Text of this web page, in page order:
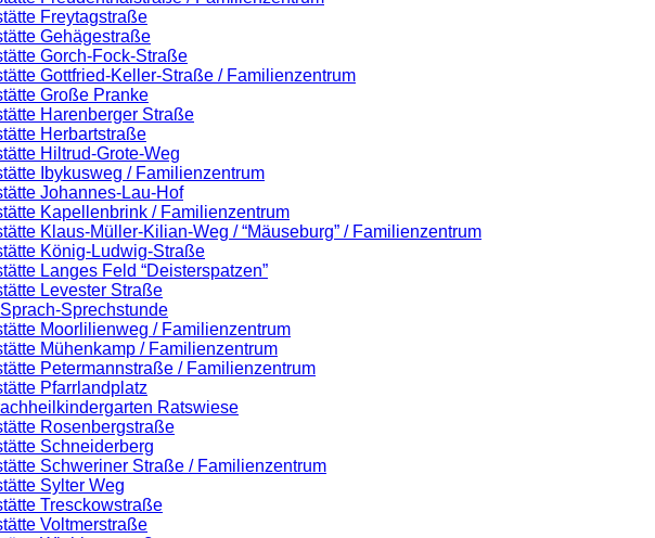
Freytagstraße
Gehägestraße
Gorch-Fock-Straße
Gottfried-Keller-Straße / Familienzentrum
Große Pranke
Harenberger Straße
Herbartstraße
Hiltrud-Grote-Weg
Ibykusweg / Familienzentrum
Johannes-Lau-Hof
Kapellenbrink / Familienzentrum
Klaus-Müller-Kilian-Weg / “Mäuseburg” / Familienzentrum
König-Ludwig-Straße
Langes Feld “Deisterspatzen”
Levester Straße
Sprechstunde
Moorlilienweg / Familienzentrum
Mühenkamp / Familienzentrum
Petermannstraße / Familienzentrum
Pfarrlandplatz
Ratswiese
Rosenbergstraße
Schneiderberg
Schweriner Straße / Familienzentrum
Sylter Weg
Tresckowstraße
Voltmerstraße